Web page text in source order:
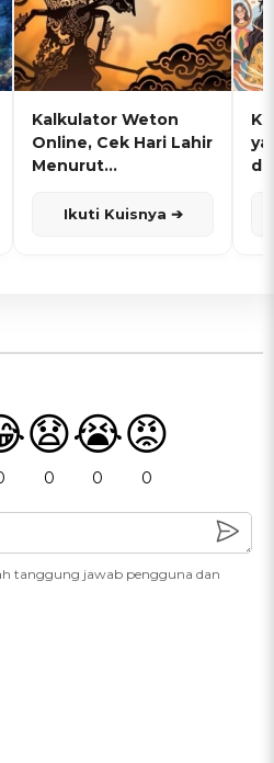
Kalkulator Weton
Online, Cek Hari Lahir
Menurut
Ikuti Kuisnya ➔
😧
0
😭
0
😡
0
tanggung jawab pengguna dan